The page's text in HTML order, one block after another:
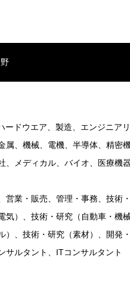
ードウエア、製造、エンジニア
属、機械、電機、半導体、精密
、メディカル、バイオ、医療機器
営業・販売、管理・事務、技術
気）、技術・研究（自動車・機
）、技術・研究（素材）、開発
サルタント、ITコンサルタント